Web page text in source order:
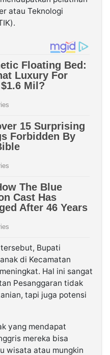
atau Teknologi
Bupati
di Kecamatan
Hal ini sangat
Pesanggaran tidak
tapi juga potensi
yang mendapat
mereka bisa
wisata atau mungkin